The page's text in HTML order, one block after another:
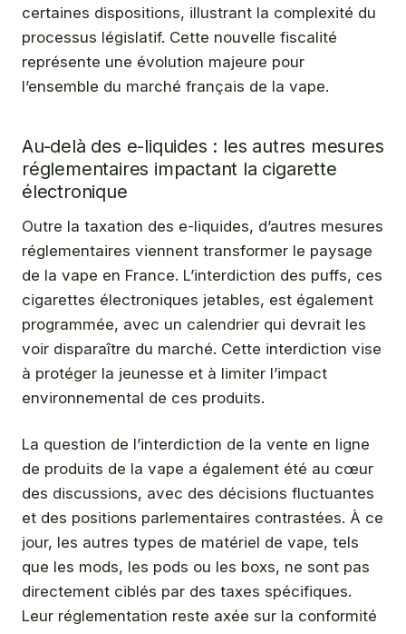
certaines dispositions, illustrant la complexité du
processus législatif. Cette nouvelle fiscalité
représente une évolution majeure pour
l’ensemble du marché français de la vape.
Au-delà des e-liquides : les autres mesures
réglementaires impactant la cigarette
électronique
Outre la taxation des e-liquides, d’autres mesures
réglementaires viennent transformer le paysage
de la vape en France. L’interdiction des puffs, ces
cigarettes électroniques jetables, est également
programmée, avec un calendrier qui devrait les
voir disparaître du marché. Cette interdiction vise
à protéger la jeunesse et à limiter l’impact
environnemental de ces produits.
La question de l’interdiction de la vente en ligne
de produits de la vape a également été au cœur
des discussions, avec des décisions fluctuantes
et des positions parlementaires contrastées. À ce
jour, les autres types de matériel de vape, tels
que les mods, les pods ou les boxs, ne sont pas
directement ciblés par des taxes spécifiques.
Leur réglementation reste axée sur la conformité